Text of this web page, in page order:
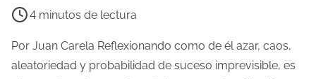
a
d
e
l
e
m
p
4 minutos de lectura
Por Juan Carela Reflexionando como de él azar, caos,
aleatoriedad y probabilidad de suceso imprevisible, es